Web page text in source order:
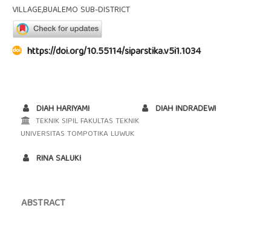
VILLAGE,BUALEMO SUB-DISTRICT
https://doi.org/10.55114/siparstika.v5i1.1034
DIAH HARIYAMI
TEKNIK SIPIL FAKULTAS TEKNIK
UNIVERSITAS TOMPOTIKA LUWUK
DIAH INDRADEWI
RINA SALUKI
ABSTRACT